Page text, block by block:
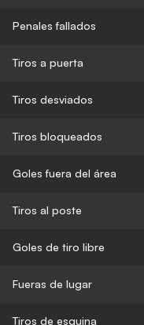
Penales fallados
Tiros a puerta
Tiros desviados
Tiros bloqueados
Goles fuera del área
Tiros al poste
Goles de tiro libre
Fueras de lugar
Tiros de esquina